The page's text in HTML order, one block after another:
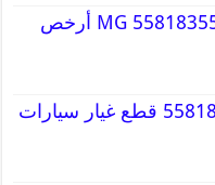
قطع غيار أم جي MG 55818355 أرخص
قطع غيار كيا 55818355 قطع غيار سيارات